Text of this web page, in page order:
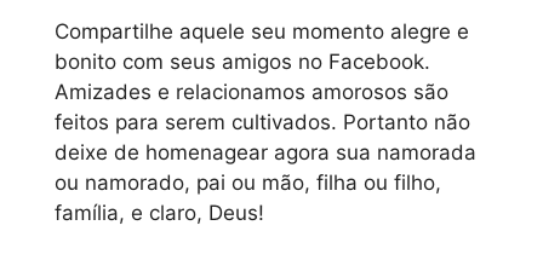
Compartilhe aquele seu momento alegre e
bonito com seus amigos no Facebook.
Amizades e relacionamos amorosos são
feitos para serem cultivados. Portanto não
deixe de homenagear agora sua namorada
ou namorado, pai ou mão, filha ou filho,
família, e claro, Deus!